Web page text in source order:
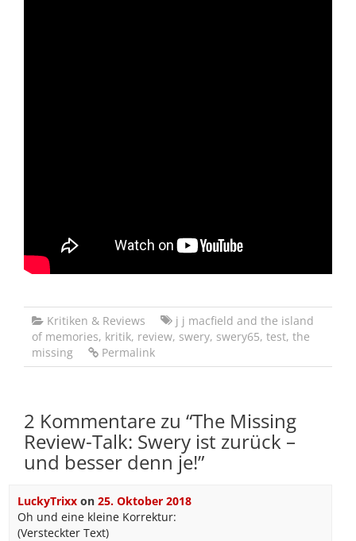
Kritiken & Reviews
j j macfield and the island
of memories, kritik, review, swery, swery65, test, the
missing
Permalink
2 Kommentare zu “The Missing
Review-Talk: Swery ist zurück –
und besser denn je!”
LuckyTrixxon 25. Oktober 2018
Oh und eine kleine Korrektur:
(Versteckter Text)